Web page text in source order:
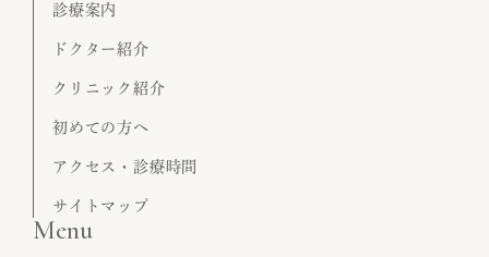
診療案内
ドクター紹介
クリニック紹介
初めての方へ
アクセス・診療時間
サイトマップ
Menu